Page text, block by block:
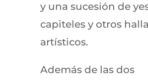
y una sucesión de
capiteles y otros
artísticos.
Además de las dos